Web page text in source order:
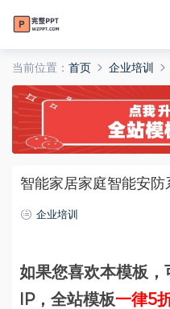
当前位置： 首页 企业培训
智能家居家庭智能安防
企业培训
如果您喜欢本模板，
IP，全站模板一律5